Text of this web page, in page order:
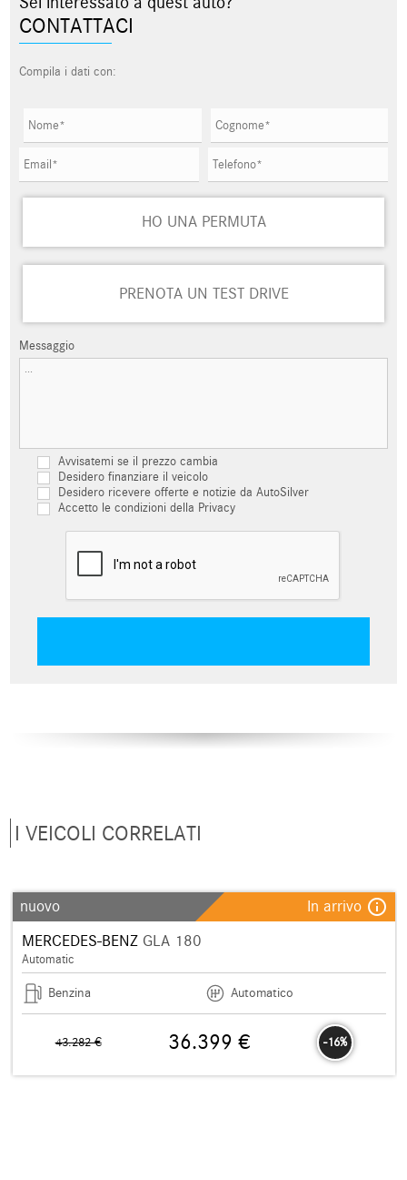
CONTATTACI
Compila i dati con:
HO UNA PERMUTA
PRENOTA UN TEST DRIVE
Messaggio
Avvisatemi se il prezzo cambia
Desidero finanziare il veicolo
Desidero ricevere offerte e notizie da AutoSilver
Accetto le condizioni della Privacy
I VEICOLI CORRELATI
nuovo In arrivo info_outline
MERCEDES-BENZGLA 180
Automatic
Benzina Automatico
43.282 € -16%
36.399 €